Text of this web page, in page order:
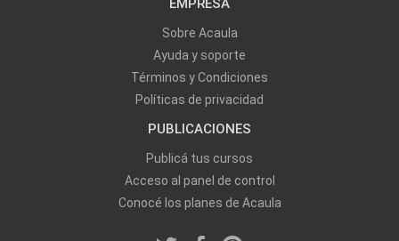
EMPRESA
Sobre Acaula
Ayuda y soporte
Términos y Condiciones
Políticas de privacidad
PUBLICACIONES
Publicá tus cursos
Acceso al panel de control
Conocé los planes de Acaula